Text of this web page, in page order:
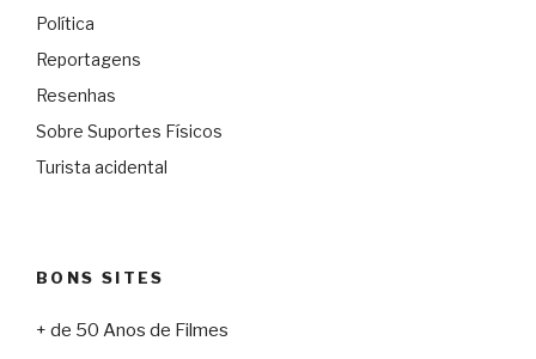
Política
Reportagens
Resenhas
Sobre Suportes Físicos
Turista acidental
BONS SITES
+ de 50 Anos de Filmes